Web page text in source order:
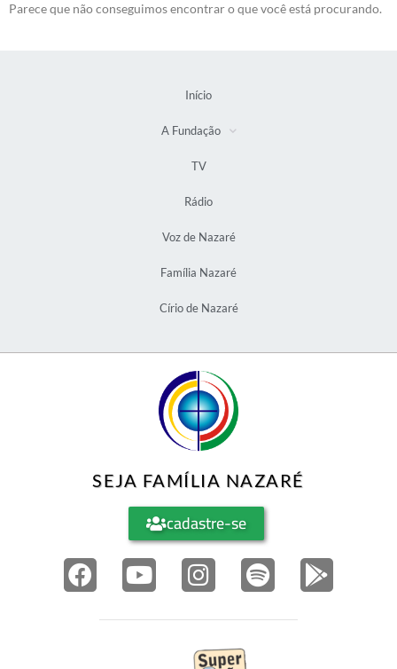
Parece que não conseguimos encontrar o que você está procurando.
Início
A Fundação
TV
Rádio
Voz de Nazaré
Família Nazaré
Círio de Nazaré
SEJA FAMÍLIA NAZARÉ
cadastre-se